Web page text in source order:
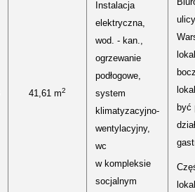
41,61 m2
Instalacja
elektryczna,
wod. - kan.,
ogrzewanie
podłogowe,
system
klimatyzacyjno-
wentylacyjny,
wc
w kompleksie
socjalnym
ulicy
być